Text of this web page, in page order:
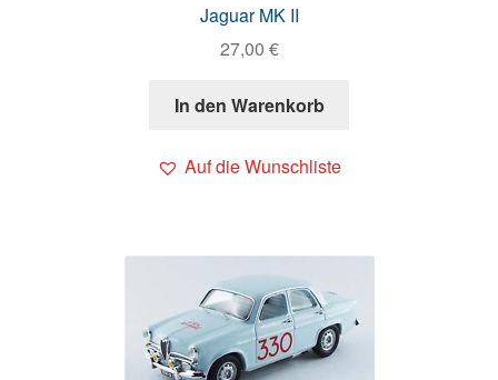
Jaguar MK II
27,00 €
In den Warenkorb
Auf die Wunschliste